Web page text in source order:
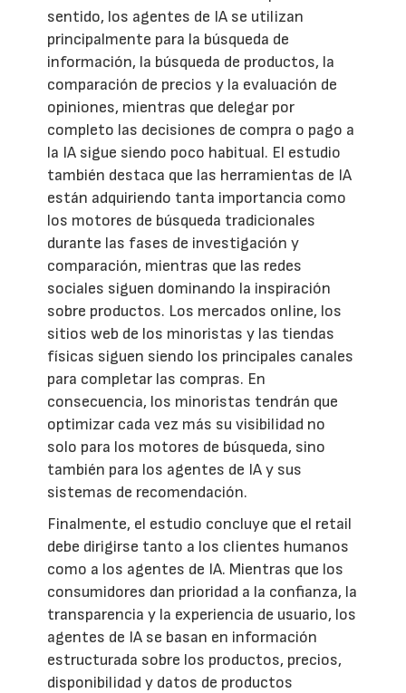
sentido, los agentes de IA se utilizan
principalmente para la búsqueda de
información, la búsqueda de productos, la
comparación de precios y la evaluación de
opiniones, mientras que delegar por
completo las decisiones de compra o pago a
la IA sigue siendo poco habitual. El estudio
también destaca que las herramientas de IA
están adquiriendo tanta importancia como
los motores de búsqueda tradicionales
durante las fases de investigación y
comparación, mientras que las redes
sociales siguen dominando la inspiración
sobre productos. Los mercados online, los
sitios web de los minoristas y las tiendas
físicas siguen siendo los principales canales
para completar las compras. En
consecuencia, los minoristas tendrán que
optimizar cada vez más su visibilidad no
solo para los motores de búsqueda, sino
también para los agentes de IA y sus
sistemas de recomendación.
Finalmente, el estudio concluye que el retail
debe dirigirse tanto a los clientes humanos
como a los agentes de IA. Mientras que los
consumidores dan prioridad a la confianza, la
transparencia y la experiencia de usuario, los
agentes de IA se basan en información
estructurada sobre los productos, precios,
disponibilidad y datos de productos